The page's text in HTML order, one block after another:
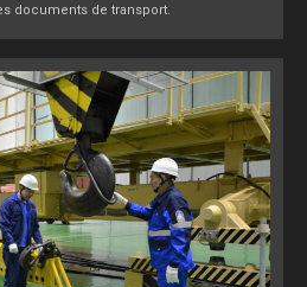
documents de transport.